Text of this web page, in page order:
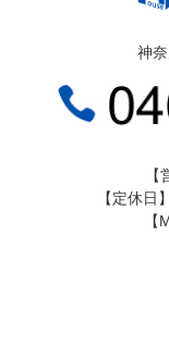
神
【定休日